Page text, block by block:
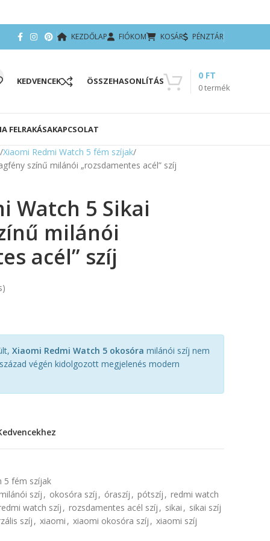
KEZDŐLAP FIÓKOM KOSÁR PÉNZTÁR
KEDVENCEK ÖSSZEHASONLÍTÁS
0termék
0 FT
FELRAKÁSAKAPCSOLAT
Xiaomi Redmi Watch 5 fém szíjak
színű milánói „rozsdamentes acél” szíj
Watch 5 Sikai
milánói
acél” szíj
Xiaomi Redmi Watch 5 okosóra milánói szíj nem
végén kidolgozott megjelenés modern
5 fém szíjak
szíj , okosóra szíj , óraszíj , pótszíj , redmi watch
watch szíj , rozsdamentes acél szíj , sikai , sikai szíj
szíj , xiaomi , xiaomi okosóra szíj , xiaomi szíj